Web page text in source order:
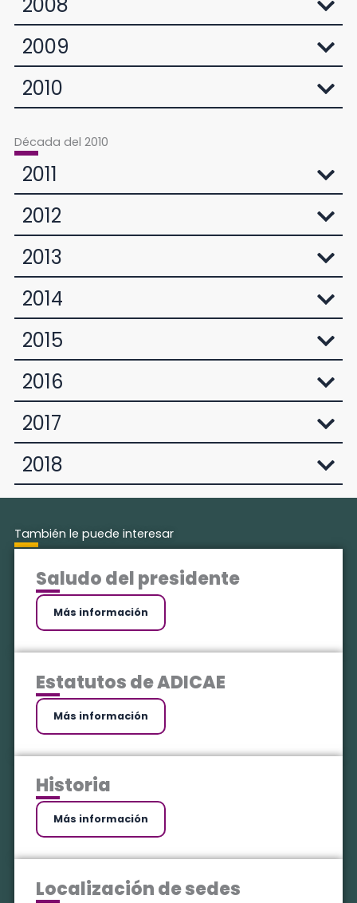
2008
2009
2010
Década del 2010
2011
2012
2013
2014
2015
2016
2017
2018
También le puede interesar
Saludo del presidente
Más información
Estatutos de ADICAE
Más información
Historia
Más información
Localización de sedes